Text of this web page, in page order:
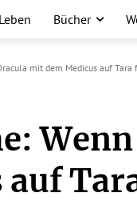
Bücher
mit dem Medicus auf Tara
auf